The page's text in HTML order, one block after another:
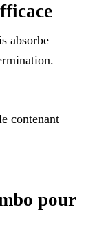
absorbe
contenant
pour